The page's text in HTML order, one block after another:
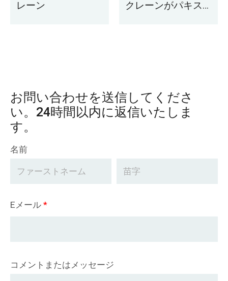
レーン
クレーンがパキス
お問い合わせを送信してくださ
い。24時間以内に返信いたしま
す。
名前
Eメール*
コメントまたはメッセージ